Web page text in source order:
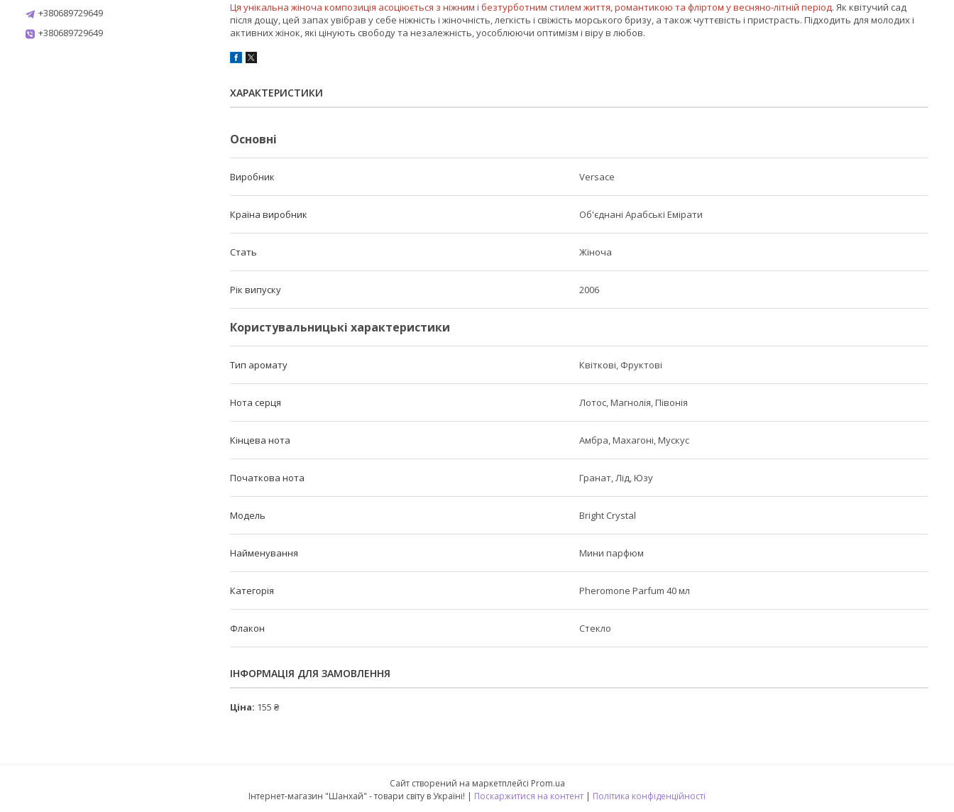
Ця унікальна жіноча композиція асоціюється з ніжним і безтурботним стилем життя, романтикою та фліртом у весняно-літній період. Як квітучий сад
після дощу, цей запах увібрав у себе ніжність і жіночність, легкість і свіжість морського бризу, а також чуттєвість і пристрасть. Підходить для молодих і
активних жінок, які цінують свободу та незалежність, уособлюючи оптимізм і віру в любов.
ХАРАКТЕРИСТИКИ
Основні
Виробник Versace
Країна виробник Об'єднані Арабські Емірати
Стать Жіноча
Рік випуску 2006
Користувальницькі характеристики
Тип аромату Квіткові, Фруктові
Нота серця Лотос, Магнолія, Півонія
Кінцева нота Амбра, Махагоні, Мускус
Початкова нота Гранат, Лід, Юзу
Мoдель Bright Crystal
Найменування Мини парфюм
Категорія Pheromone Parfum 40 мл
Флакон Стекло
ІНФОРМАЦІЯ ДЛЯ ЗАМОВЛЕННЯ
Ціна: 155 ₴
+380689729649
+380689729649
Сайт створений на маркетплейсі Prom.ua
Інтернет-магазин "Шанхай" - товари світу в Україні! | Поскаржитися на контент | Політика конфіденційності